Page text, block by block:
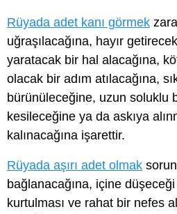
Rüyada adet kanı görmek
uğraşılacağına, hayır
yaratacak bir hal alacağına,
olacak bir adım atılacağına,
bürünüleceğine, uzun soluklu
kesileceğine ya da askıya
kalınacağına işarettir.
Rüyada aşırı adet olmak
bağlanacağına, içine düşeceği
kurtulması ve rahat bir nefes